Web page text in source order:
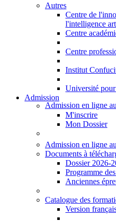
Autres
Centre de
l'intelligence
Centre
Centre
Institut
Université
Admission
Admission en ligne
M'inscrire
Mon Dossier
Admission en ligne
Documents à
Dossier 2026-
Programme
Anciennes
Catalogue des
Version